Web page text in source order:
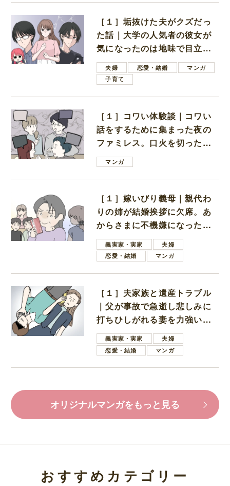
［１］垢抜けた夫がクズだっ
た話｜大学の人気者の彼女が
気になったのは地味で目立た
ない男子学生
夫婦 恋愛・結婚
マンガ
子育て
［１］コワい体験談｜コワい
話をするために集まった夜の
ファミレス。口火を切ったの
は電車好きの男の子ママ
マンガ
［１］嫁いびり義母｜親代わ
りの姉が結婚挨拶に欠席。あ
からさまに不機嫌になった義
母義実家・実家
夫婦
恋愛・結婚
マンガ
［１］夫家族と遺産トラブル
｜父が事故で急逝し悲しみに
打ちひしがれる妻を力強い言
葉で励ます夫
義実家・実家
夫婦
恋愛・結婚
マンガ
オリジナルマンガをもっと見る
おすすめカテゴリー